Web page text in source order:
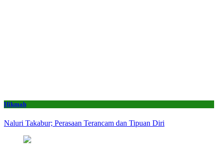
Hikmah
Naluri Takabur; Perasaan Terancam dan Tipuan Diri